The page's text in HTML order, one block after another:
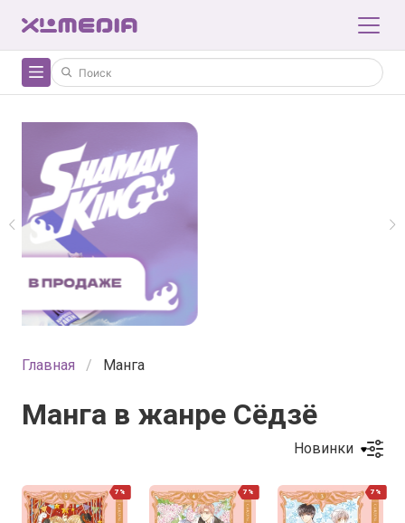
Главная Манга
Манга в жанре Сёдзё
Новинки
7% 7% 7%